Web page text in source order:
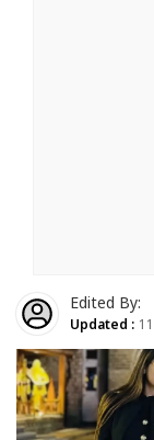
Edited By:
Updated :